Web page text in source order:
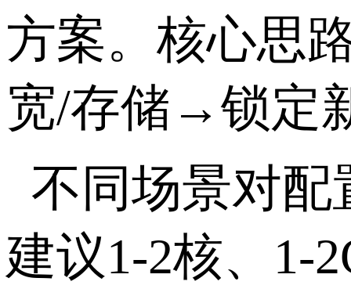
方案。核心思
宽/存储 →锁定
不同场景对配
建议1-2核、 1-